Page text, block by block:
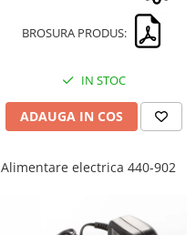
BROSURA PRODUS:
IN STOC
ADAUGA IN COS
Alimentare electrica 440-902